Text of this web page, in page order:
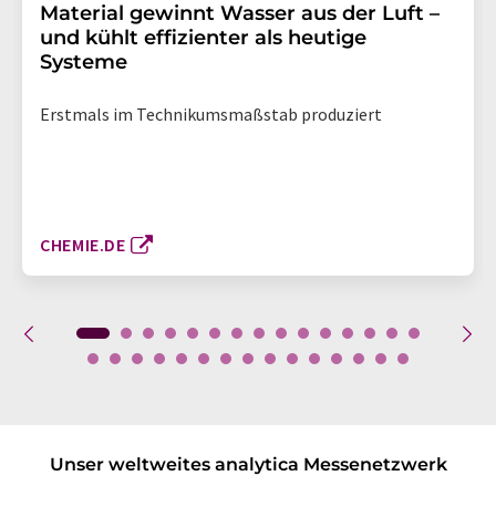
Material gewinnt Wasser aus der Luft –
und kühlt effizienter als heutige
Systeme
Erstmals im Technikumsmaßstab produziert
CHEMIE.DE
Unser weltweites analytica Messenetzwerk